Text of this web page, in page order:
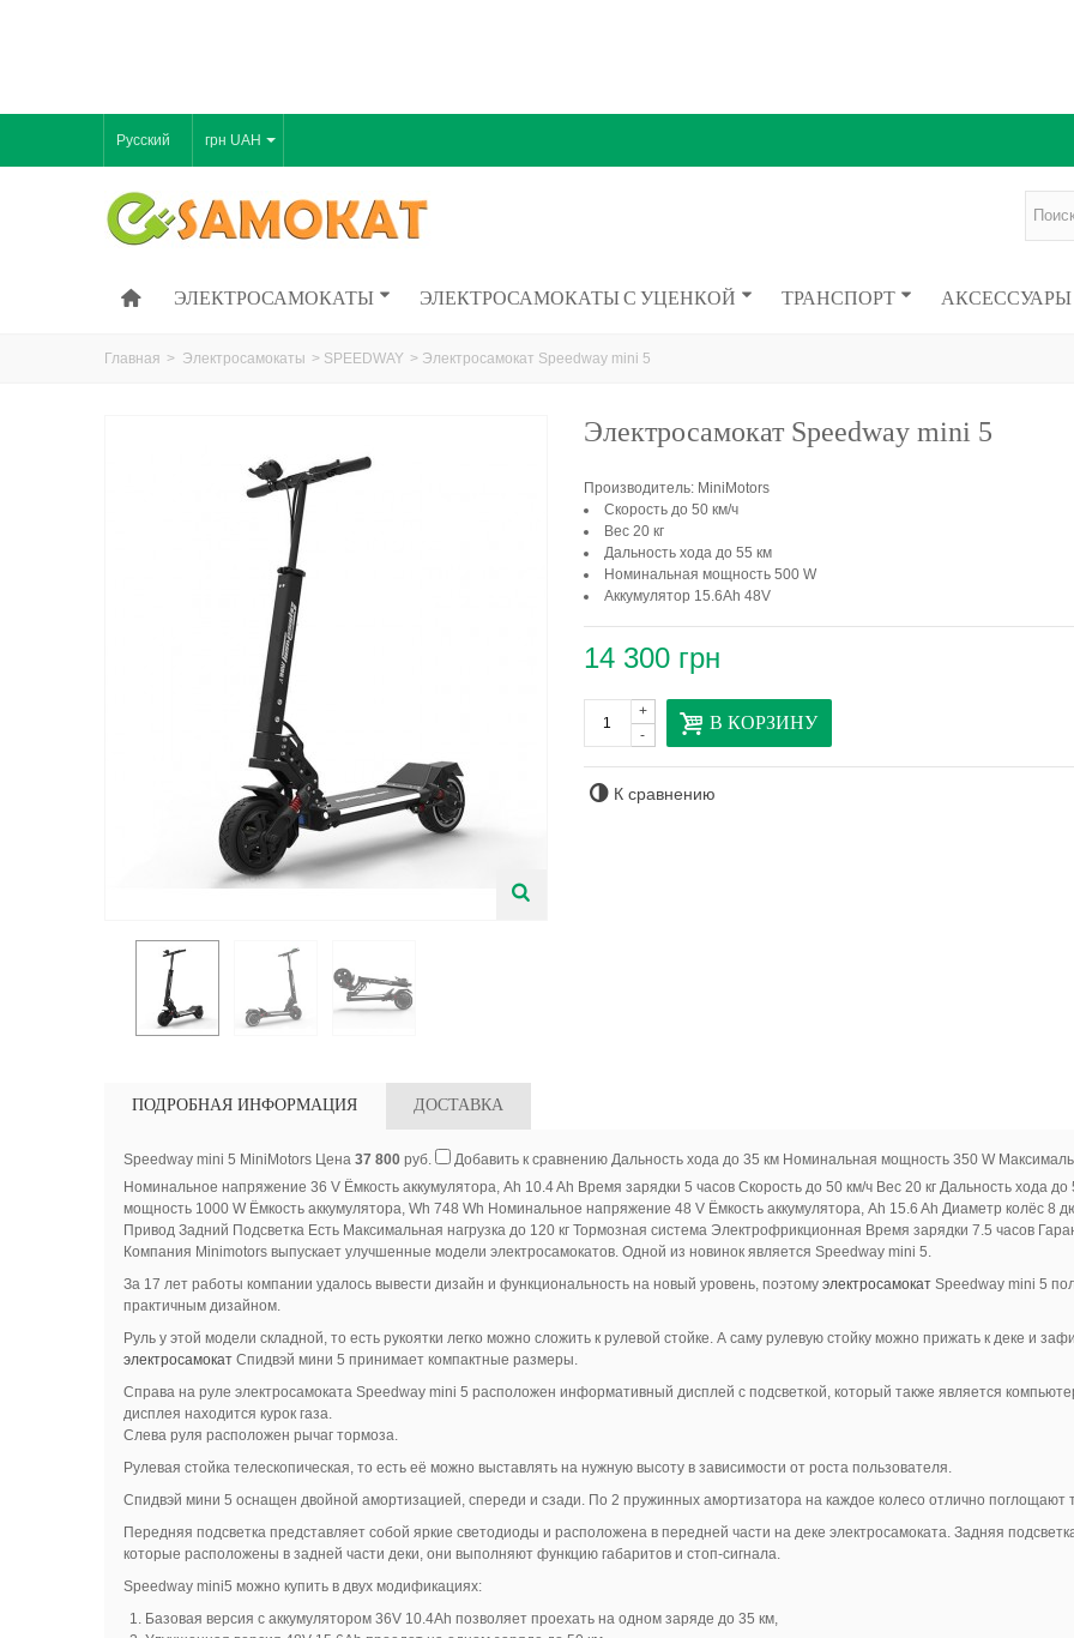
Русский грн UAH
ЭЛЕКТРОСАМОКАТЫ ЭЛЕКТРОСАМОКАТЫ С УЦЕНКОЙ ТРАНСПОРТ АКСЕССУАРЫ
Главная > Электросамокаты > SPEEDWAY > Электросамокат Speedway mini 5
Электросамокат Speedway mini 5
Производитель: MiniMotors
Скорость до 50 км/ч
Вес 20 кг
Дальность хода до 55 км
Номинальная мощность 500 W
Аккумулятор 15.6Ah 48V
14 300 грн
-
+ В КОРЗИНУ
К сравнению
ПОДРОБНАЯ ИНФОРМАЦИЯ ДОСТАВКА
Speedway mini 5 MiniMotors Цена 37 800руб. Добавить к сравнениюДальность хода до 35 км Номинальная мощность 350 W
Номинальное напряжение 36 V Ёмкость аккумулятора, Ah 10.4 Ah Время зарядки 5 часов Скорость до 50 км/ч Вес 20 кг Дальность хода
мощность 1000 W Ёмкость аккумулятора, Wh 748 Wh Номинальное напряжение 48 V Ёмкость аккумулятора, Ah 15.6 Ah Диаметр колёс
Привод Задний Подсветка Есть Максимальная нагрузка до 120 кг Тормозная система Электрофрикционная Время зарядки 7.5 часов
Компания Minimotors выпускает улучшенные модели электросамокатов. Одной из новинок является Speedway mini 5.
За 17 лет работы компании удалось вывести дизайн и функциональность на новый уровень, поэтому электросамокатSpeedway mini 5
практичным дизайном.
Руль у этой модели складной, то есть рукоятки легко можно сложить к рулевой стойке. А саму рулевую стойку можно прижать к деке и
электросамокатСпидвэй мини 5 принимает компактные размеры.
Справа на руле электросамоката Speedway mini 5 расположен информативный дисплей с подсветкой, который также является
дисплея находится курок газа.
Слева руля расположен рычаг тормоза.
Рулевая стойка телескопическая, то есть её можно выставлять на нужную высоту в зависимости от роста пользователя.
Спидвэй мини 5 оснащен двойной амортизацией, спереди и сзади. По 2 пружинных амортизатора на каждое колесо отлично поглощают
Передняя подсветка представляет собой яркие светодиоды и расположена в передней части на деке электросамоката. Задняя
которые расположены в задней части деки, они выполняют функцию габаритов и стоп-сигнала.
Speedway mini5 можно купить в двух модификациях:
Базовая версия с аккумулятором 36V 10.4Ah позволяет проехать на одном заряде до 35 км,